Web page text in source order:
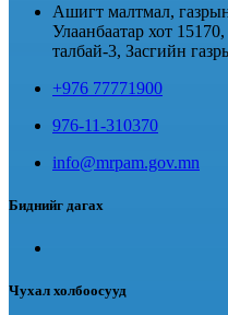
Ашигт малтмал,
Улаанбаатар хот
талбай-3, Засгийн
+976 77771900
976-11-310370
info@mrpam.gov.mn
Биднийг дагах
Чухал холбоосууд